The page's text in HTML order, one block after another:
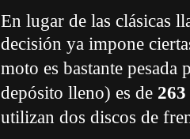
En lugar de las clásicas
decisión ya impone
moto es bastante
depósito lleno) es de
utilizan dos discos de